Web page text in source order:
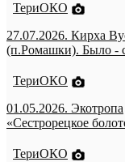
ТериОКО
27.07.2026. Кирха
(п.Ромашки). Было -
ТериОКО
01.05.2026. Экотропа
«Сестрорецкое
ТериОКО